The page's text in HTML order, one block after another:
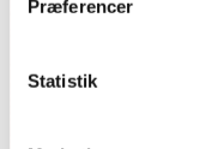
Præferencer
Statistik